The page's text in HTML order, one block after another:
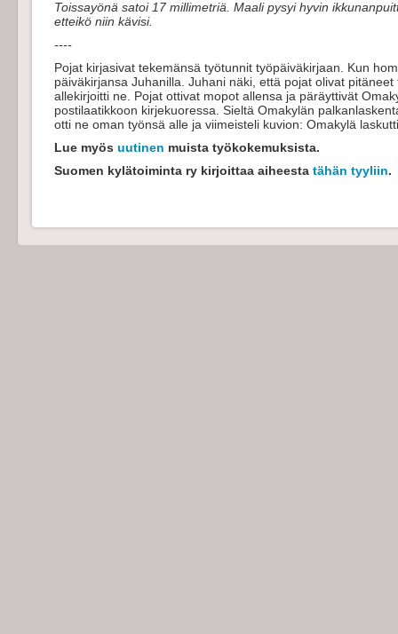
Toissayönä satoi 17 millimetriä. Maali pysyi hyvin
etteikö niin kävisi.
----
Pojat kirjasivat tekemänsä työtunnit työpäiväkirjaan. Kun
päiväkirjansa Juhanilla. Juhani näki, että pojat olivat
allekirjoitti ne. Pojat ottivat mopot allensa ja päräyttivät
postilaatikkoon kirjekuoressa. Sieltä Omakylän
otti ne oman työnsä alle ja viimeisteli kuvion: Omakylä
Lue myös uutinen muista työkokemuksista.
Suomen kylätoiminta ry kirjoittaa aiheesta tähän tyyliin.